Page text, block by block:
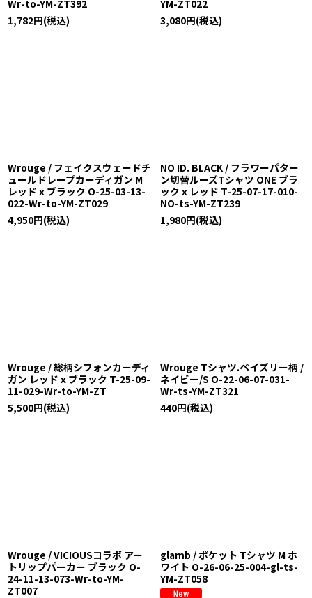
Wr-to-YM-ZT392
1,782円(税込)
YM-ZT022
3,080円(税込)
Wrouge / フェイクスウェードチ
ュールドレープカーディガン M
レッドｘブラック O-25-03-13-
022-Wr-to-YM-ZT029
4,950円(税込)
NO ID. BLACK / フラワーパター
ン切替ルーズTシャツ ONE ブラ
ックｘレッド T-25-07-17-010-
NO-ts-YM-ZT239
1,980円(税込)
Wrouge / 総柄シフォンカーディ
ガン レッドｘブラック T-25-09-
11-029-Wr-to-YM-ZT
5,500円(税込)
Wrouge Tシャツ.ペイズリー柄 /
ネイビー/S O-22-06-07-031-
Wr-ts-YM-ZT321
440円(税込)
Wrouge / VICIOUSコラボ アー
トリップパーカー ブラック O-
24-11-13-073-Wr-to-YM-
ZT007
glamb / ポケット Tシャツ M ホ
ワイト O-26-06-25-004-gl-ts-
YM-ZT058